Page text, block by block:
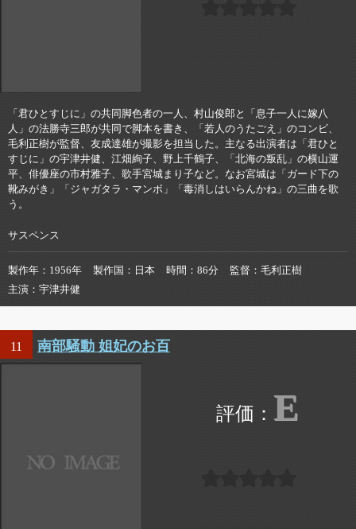
「君ひとすじに」の共同脚色者の一人、村山俊郎と「息子一人に嫁八
人」の法勝寺三郎が共同で脚本を書き、「若人のうたごえ」のコンビ、
毛利正樹が監督、友成達雄が撮影を担当した。主なる出演者は「君ひと
すじに」の宇津井健、江畑絢子、野上千鶴子、「北海の叛乱」の横山運
平、俳優座の市村雅子、歌手宮城まり子など。なお宮城は「ガード下の
靴みがき」「ジャガタラ・マンボ」「毒消しはいらんかね」の三曲を歌
う。
サスペンス
製作年 1956年 製作国 日本 時間 86分 監督
毛利正樹
主演
宇津井健
11 南部騒動 姐妃のお百
E